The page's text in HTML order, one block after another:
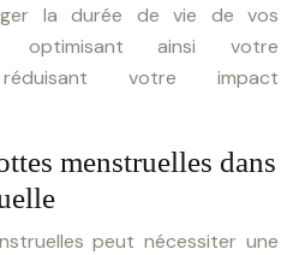
la durée de vie de vos
optimisant ainsi votre
votre impact
menstruelles dans
peut nécessiter une